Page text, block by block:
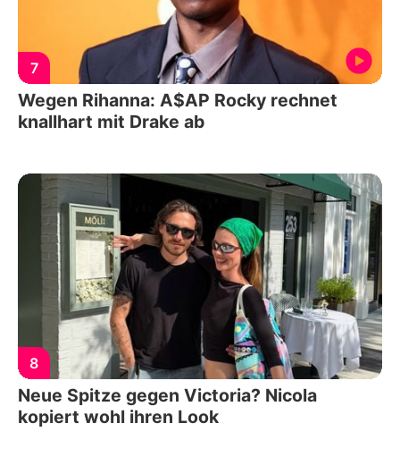
7
Wegen Rihanna: A$AP Rocky rechnet
knallhart mit Drake ab
8
Neue Spitze gegen Victoria? Nicola
kopiert wohl ihren Look